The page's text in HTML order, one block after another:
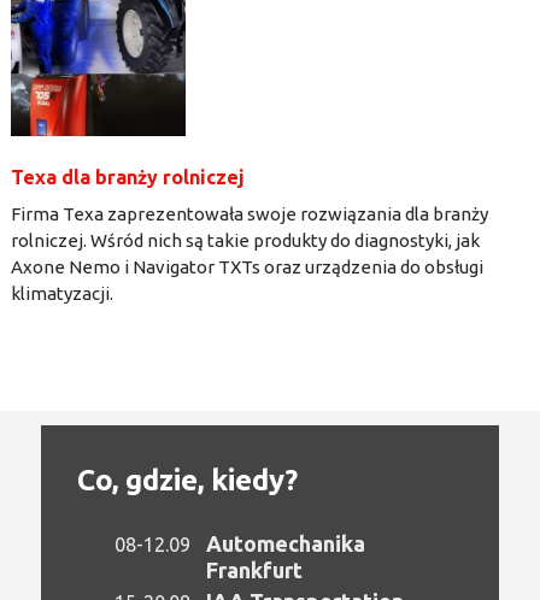
Texa dla branży rolniczej
Firma Texa zaprezentowała swoje rozwiązania dla branży
rolniczej. Wśród nich są takie produkty do diagnostyki, jak
Axone Nemo i Navigator TXTs oraz urządzenia do obsługi
klimatyzacji.
Co, gdzie, kiedy?
08-12.09
Automechanika
Frankfurt